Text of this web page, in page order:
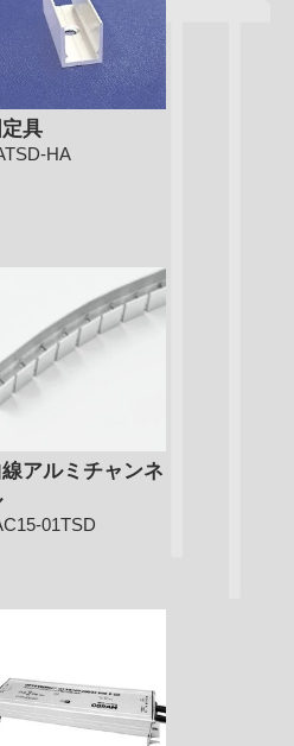
定具
HA
アルミチャンネ
01TSD